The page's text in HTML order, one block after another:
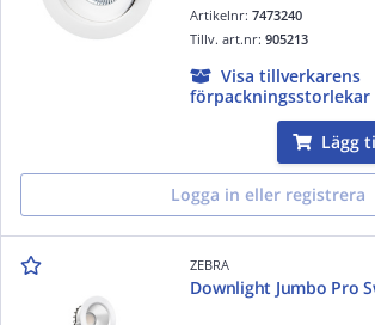
Artikelnr:7473240
Tillv. art.nr:905213
Visa tillverkarens
förpackningsstorlekar
Lägg
Logga in eller registrera
ZEBRA
Downlight Jumbo Pro